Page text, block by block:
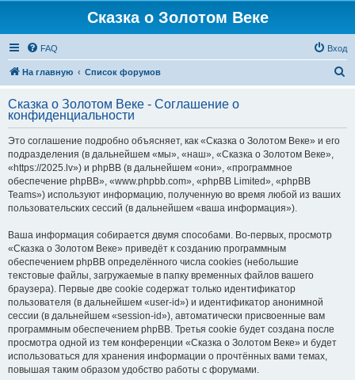
Сказка о Золотом Веке
FAQ Вход
На главную Список форумов
с
Сказка о Золотом Веке - Соглашение о
конфиденциальности
Это соглашение подробно объясняет, как «Сказка о Золотом Веке» и его
подразделения (в дальнейшем «мы», «наш», «Сказка о Золотом Веке»,
«https://2025.lv») и phpBB (в дальнейшем «они», «программное
обеспечение phpBB», «www.phpbb.com», «phpBB Limited», «phpBB
Teams») используют информацию, полученную во время любой из ваших
пользовательских сессий (в дальнейшем «ваша информация»).
Ваша информация собирается двумя способами. Во-первых, просмотр
«Сказка о Золотом Веке» приведёт к созданию программным
обеспечением phpBB определённого числа cookies (небольшие
текстовые файлы, загружаемые в папку временных файлов вашего
браузера). Первые две cookie содержат только идентификатор
пользователя (в дальнейшем «user-id») и идентификатор анонимной
сессии (в дальнейшем «session-id»), автоматически присвоенные вам
программным обеспечением phpBB. Третья cookie будет создана после
просмотра одной из тем конференции «Сказка о Золотом Веке» и будет
использоваться для хранения информации о прочтённых вами темах,
повышая таким образом удобство работы с форумами.